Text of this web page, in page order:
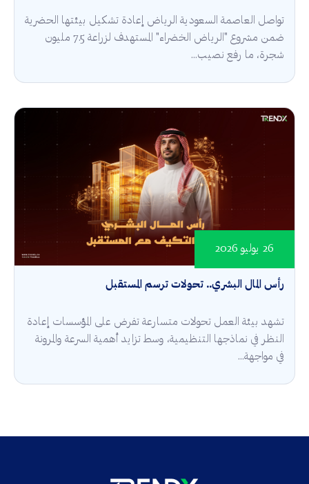
تواصل العاصمة السعودية الرياض إعادة تشكيل بيئتها الحضرية
ضمن مشروع "الرياض الخضراء" المستهدف لزراعة 7.5 مليون
شجرة، ما رفع نصيب...
رأس المال البشري.. تحولات ترسم المستقبل
26 يوليو 2026
تشهد بيئة العمل تحولات متسارعة تفرض على المؤسسات إعادة
النظر في نماذجها التنظيمية، وسط تزايد أهمية السرعة والمرونة
في مواجهة...